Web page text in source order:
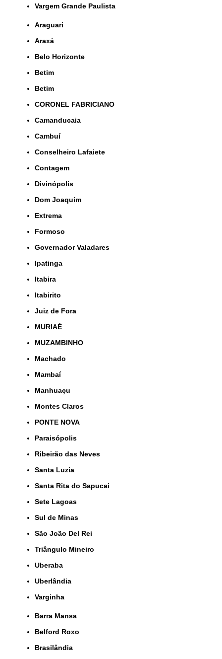
Vargem Grande Paulista
Araguari
Araxá
Belo Horizonte
Betim
Betim
CORONEL FABRICIANO
Camanducaia
Cambuí
Conselheiro Lafaiete
Contagem
Divinópolis
Dom Joaquim
Extrema
Formoso
Governador Valadares
Ipatinga
Itabira
Itabirito
Juiz de Fora
MURIAÉ
MUZAMBINHO
Machado
Mambaí
Manhuaçu
Montes Claros
PONTE NOVA
Paraisópolis
Ribeirão das Neves
Santa Luzia
Santa Rita do Sapucai
Sete Lagoas
Sul de Minas
São João Del Rei
Triângulo Mineiro
Uberaba
Uberlândia
Varginha
Barra Mansa
Belford Roxo
Brasilândia